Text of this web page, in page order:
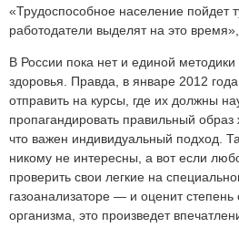
«Трудоспособное население пойдет
работодатели выделят на это
В России пока нет и единой
здоровья. Правда, в январе 2012
отправить на курсы, где их должны
пропагандировать правильный образ
что важен индивидуальный подход.
никому не интересны, а вот если
проверить свои легкие на
газоанализаторе — и оценит степень
организма, это произведет